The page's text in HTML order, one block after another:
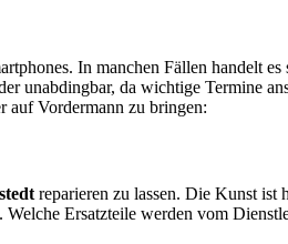
In manchen Fällen handelt
da wichtige Termine
auf Vordermann zu bringen:
reparieren zu lassen. Die Kunst ist
Ersatzteile werden vom